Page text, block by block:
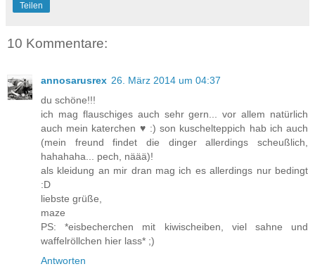
Teilen
10 Kommentare:
annosarusrex 26. März 2014 um 04:37
du schöne!!!
ich mag flauschiges auch sehr gern... vor allem natürlich
auch mein katerchen ♥ :) son kuschelteppich hab ich auch
(mein freund findet die dinger allerdings scheußlich,
hahahaha... pech, näää)!
als kleidung an mir dran mag ich es allerdings nur bedingt
:D
liebste grüße,
maze
PS: *eisbecherchen mit kiwischeiben, viel sahne und
waffelröllchen hier lass* ;)
Antworten